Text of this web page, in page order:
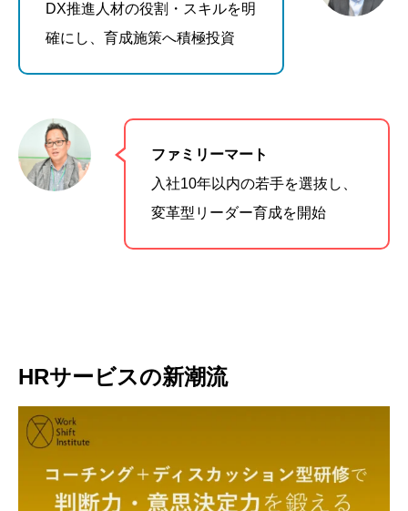
DX推進人材の役割・スキルを明
確にし、育成施策へ積極投資
ファミリーマート
入社10年以内の若手を選抜し、
変革型リーダー育成を開始
HRサービスの新潮流